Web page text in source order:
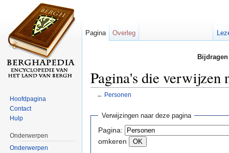
Pagina's die verwijzen
← Personen
Verwijzingen naar deze pagina
Pagina:
omkeren
Pagina Overleg
Hoofdpagina
Contact
Hulp
Onderwerpen
Onderwerpen